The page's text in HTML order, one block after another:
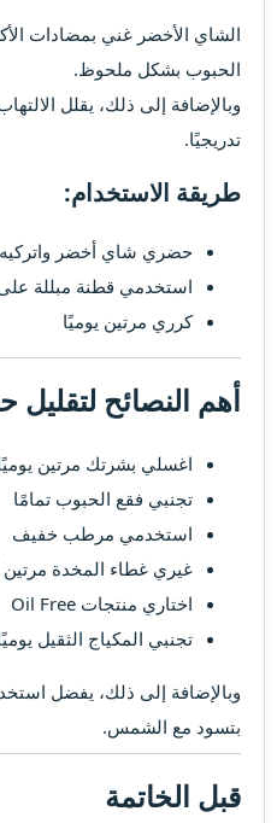
الشاي الأخضر غني بمضادات
الحبوب بشكل ملحوظ.
وبالإضافة إلى ذلك، يقلل
تدريجيًا.
طريقة الاستخدام:​
حضري شاي أخضر واتركيه
استخدمي قطنة مبللة
كرري مرتين يوميًا
أهم النصائح
اغسلي بشرتك مرتين
تجنبي فقع الحبوب تمامًا
استخدمي مرطب خفيف
غيري غطاء المخدة مرتين
اختاري منتجات Oil Free
تجنبي المكياج الثقيل
وبالإضافة إلى ذلك، يفضل
بتسود مع الشمس.
قبل الخاتمة​